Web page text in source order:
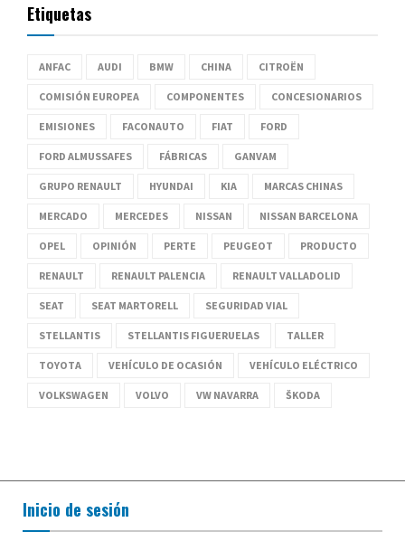
Etiquetas
ANFAC AUDI BMW CHINA CITROËN
COMISIÓN EUROPEA COMPONENTES CONCESIONARIOS
EMISIONES FACONAUTO FIAT FORD
FORD ALMUSSAFES FÁBRICAS GANVAM
GRUPO RENAULT HYUNDAI KIA MARCAS CHINAS
MERCADO MERCEDES NISSAN NISSAN BARCELONA
OPEL OPINIÓN PERTE PEUGEOT PRODUCTO
RENAULT RENAULT PALENCIA RENAULT VALLADOLID
SEAT SEAT MARTORELL SEGURIDAD VIAL
STELLANTIS STELLANTIS FIGUERUELAS TALLER
TOYOTA VEHÍCULO DE OCASIÓN VEHÍCULO ELÉCTRICO
VOLKSWAGEN VOLVO VW NAVARRA ŠKODA
Inicio de sesión